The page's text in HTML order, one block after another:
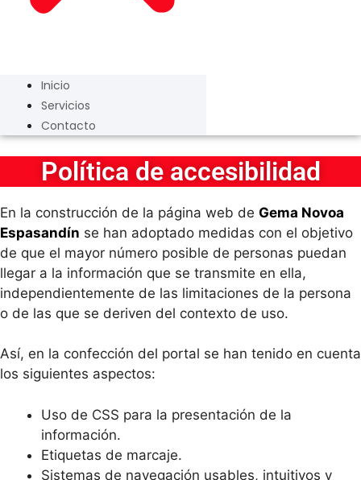
Inicio
Servicios
Contacto
Política de accesibilidad
En la construcción de la página web de Gema Novoa
Espasandín se han adoptado medidas con el objetivo
de que el mayor número posible de personas puedan
llegar a la información que se transmite en ella,
independientemente de las limitaciones de la persona
o de las que se deriven del contexto de uso.
Así, en la confección del portal se han tenido en cuenta
los siguientes aspectos:
Uso de CSS para la presentación de la
información.
Etiquetas de marcaje.
Sistemas de navegación usables, intuitivos y